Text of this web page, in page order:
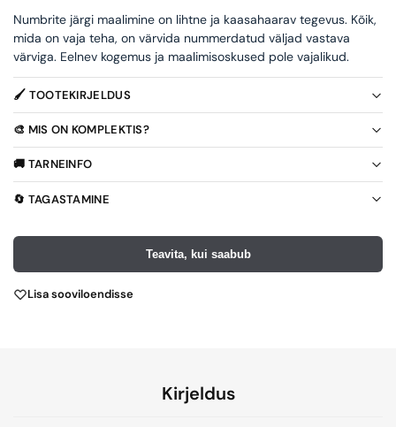
Numbrite järgi maalimine on lihtne ja kaasahaarav tegevus. Kõik,
mida on vaja teha, on värvida nummerdatud väljad vastava
värviga. Eelnev kogemus ja maalimisoskused pole vajalikud.
🖌️ TOOTEKIRJELDUS
🎨 MIS ON KOMPLEKTIS?
🚚 TARNEINFO
🔄 TAGASTAMINE
Teavita, kui saabub
Lisa sooviloendisse
Kirjeldus